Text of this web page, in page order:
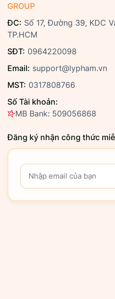
GROUP
ĐC: Số 17, Đường 39, KDC
TP.HCM
SĐT: 0964220098
Email: support@lypham.vn
MST: 0317808766
Số Tài khoản:
MB Bank: 509056868
Đăng ký nhận công thức